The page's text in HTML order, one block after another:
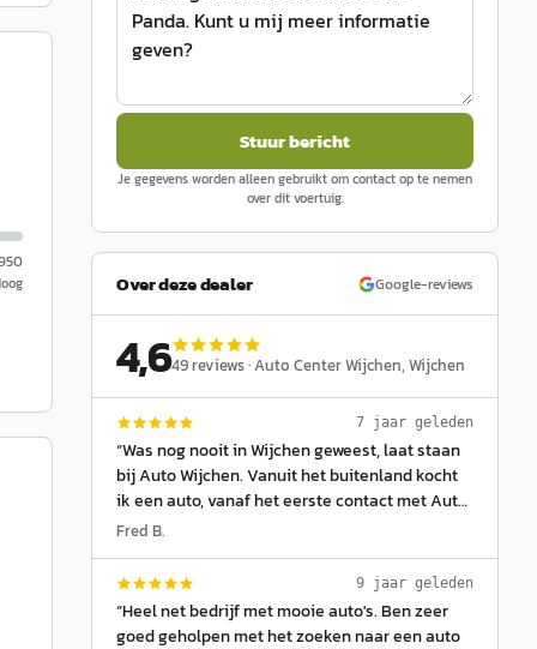
Stuur bericht
Je gegevens worden alleen gebruikt om contact op te nemen
over dit voertuig.
Over deze dealer Google-reviews
4,649reviews ·Auto Center Wijchen, Wijchen
7 jaar geleden
“Was nog nooit in Wijchen geweest, laat staan
bij Auto Wijchen. Vanuit het buitenland kocht
ik een auto, vanaf het eerste contact met Auto
Wijchen wist ik dat ik op deze autodealer kon
iets is, word ik fantastisch en professioneel
geholpen. Men is zeer klantgericht en
uitermate vriendelijk! Zonder meer: beste
Fred B.
9 jaar geleden
“Heel net bedrijf met mooie auto's. Ben zeer
goed geholpen met het zoeken naar een auto